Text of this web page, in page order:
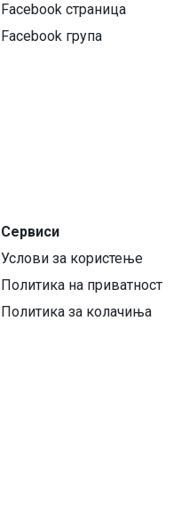
Facebook страница
Facebook група
Сервиси
Услови за користење
Политика на приватност
Политика за колачиња